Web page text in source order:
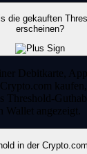
die gekauften
erscheinen?
Debitkarte,
Threshold-
angezeigt.
in der